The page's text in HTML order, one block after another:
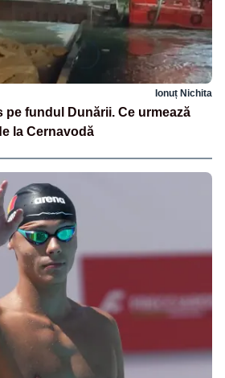
Ionuț Nichita
pe fundul Dunării. Ce urmează
la Cernavodă